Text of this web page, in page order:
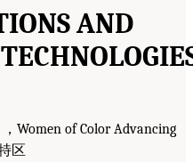
AND
，Women of Color Advancing
区